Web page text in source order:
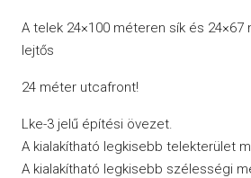
A telek 24×100 méteren sík és 24×67
lejtős
24 méter utcafront!
Lke-3 jelű építési övezet.
A kialakítható legkisebb telekterület
A kialakítható legkisebb szélességi